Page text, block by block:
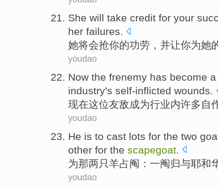
She will take credit for your
her failures.
她将会抢你的功劳 ， 并让你为她
youdao
Now the frenemy has become
industry's self-inflicted wounds.
现在这位友敌成为行业内许多 自
youdao
He is to cast lots for the two
other for the scapegoat
为那两只羊占阄 ： 一阄归与耶和
youdao